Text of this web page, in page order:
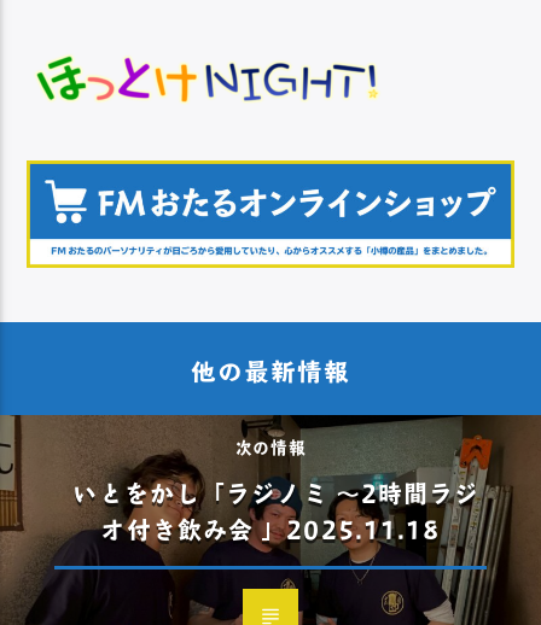
他の最新情報
次の情報
いとをかし「ラジノミ 〜2時間ラジ
オ付き飲み会 」2025.11.18